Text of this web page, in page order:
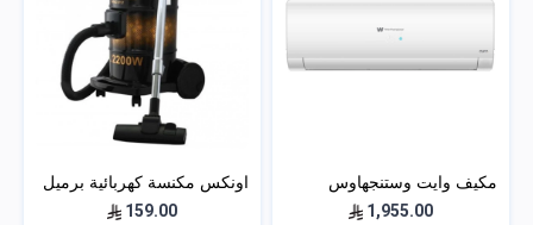
مكيف وايت وستنجهاوس
سبليت 24 بارد — 214001,955.00
اونكس مكنسة كهربائية برميل
2200 واط - 21 ليتر - أسود -159.00